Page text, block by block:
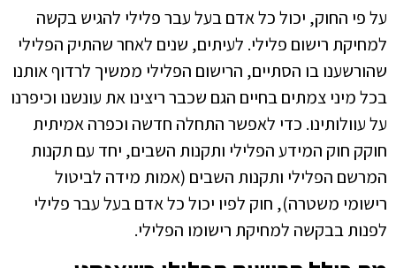
על פי החוק, יכול כל אדם בעל עבר פלילי להגיש בקשה
למחיקת רישום פלילי. לעיתים, שנים לאחר שהתיק הפלילי
שהורשענו בו הסתיים, הרישום הפלילי ממשיך לרדוף אותנו
בכל מיני צמתים בחיים הגם שכבר ריצינו את עונשנו וכיפרנו
על עוולותינו. כדי לאפשר התחלה חדשה וכפרה אמיתית
חוקק חוק המידע הפלילי ותקנות השבים, יחד עם תקנות
המרשם הפלילי ותקנות השבים (אמות מידה לביטול
רישומי משטרה), חוק לפיו יכול כל אדם בעל עבר פלילי
לפנות בבקשה למחיקת רישומו הפלילי.